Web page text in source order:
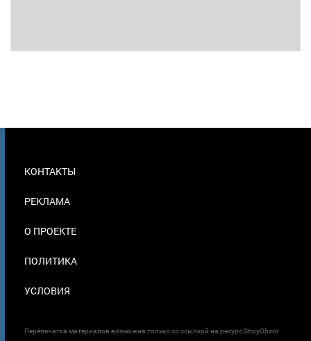
В
КОНТАКТЫ
РЕКЛАМА
О ПРОЕКТЕ
ПОЛИТИКА
УСЛОВИЯ
Перепечатка материалов возможна только со ссылкой на ресурс StroyObzor